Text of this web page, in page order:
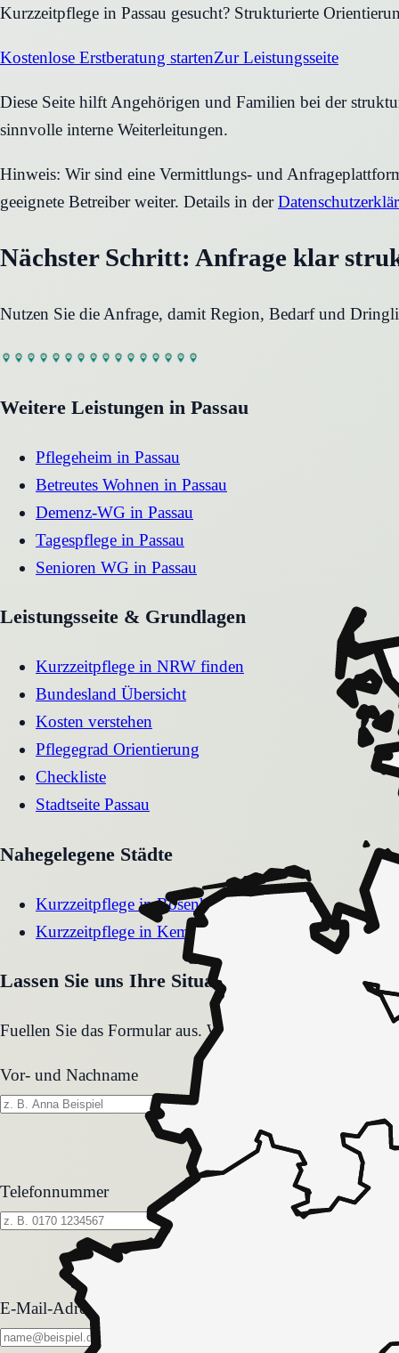
Kurzzeitpflege in Passau gesucht? Strukturierte
Kostenlose Erstberatung startenZur Leistungsseite
Diese Seite hilft Angehörigen und Familien bei der
sinnvolle interne Weiterleitungen.
Hinweis: Wir sind eine Vermittlungs- und
geeignete Betreiber weiter. Details in der
Nächster Schritt: Anfrage klar
Nutzen Sie die Anfrage, damit Region, Bedarf und
Weitere Leistungen in Passau
Pflegeheim in Passau
Betreutes Wohnen in Passau
Demenz-WG in Passau
Tagespflege in Passau
Senioren WG in Passau
Leistungsseite & Grundlagen
Kurzzeitpflege in NRW finden
Bundesland Übersicht
Kosten verstehen
Pflegegrad Orientierung
Checkliste
Stadtseite Passau
Nahegelegene Städte
KurzzeitpflegeinRosenheim
Kurzzeitpflege in Kempten
Lassen Sie uns Ihre Situation gemeinsam
Fuellen Sie das Formular aus. Wir melden uns zeitnah
Vor- und Nachname
Telefonnummer
E-Mail-Adresse